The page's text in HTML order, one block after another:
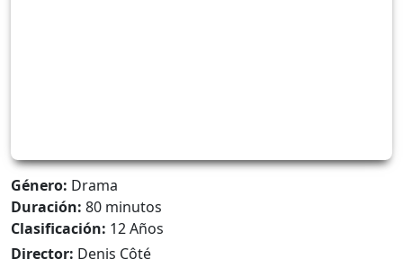
Género: Drama
Duración: 80 minutos
Clasificación: 12 Años
Director: Denis Côté